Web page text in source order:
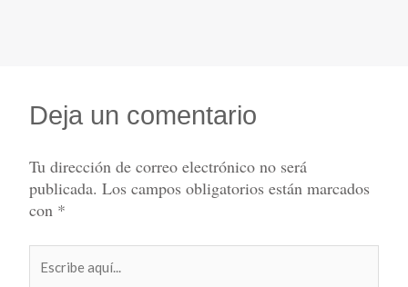
Deja un comentario
Tu dirección de correo electrónico no será
publicada. Los campos obligatorios están marcados
con *
aquí...